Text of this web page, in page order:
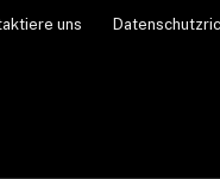
uns